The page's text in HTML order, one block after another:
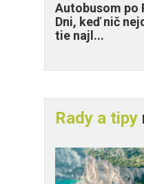
​Autobusom po
Dni, keď nič
tie najl...
Rady a tipy